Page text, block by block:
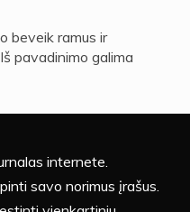
beveik ramus ir
pavadinimo galima
internete.
savo norimus įrašus.